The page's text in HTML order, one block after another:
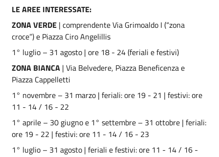
LE AREE INTERESSATE:
ZONA VERDE | comprendente Via Grimoaldo I (“zona
croce”) e Piazza Ciro Angelillis
1° luglio – 31 agosto | ore 18 - 24 (feriali e festivi)
ZONA BIANCA | Via Belvedere, Piazza Beneficenza e
Piazza Cappelletti
1° novembre – 31 marzo | feriali: ore 19 - 21 | festivi: ore
11 - 14 / 16 - 22
1° aprile – 30 giugno e 1° settembre – 31 ottobre | feriali:
ore 19 - 22 | festivi: ore 11 - 14 / 16 - 23
1° luglio – 31 agosto | feriali e festivi: ore 11 - 14 / 16 -